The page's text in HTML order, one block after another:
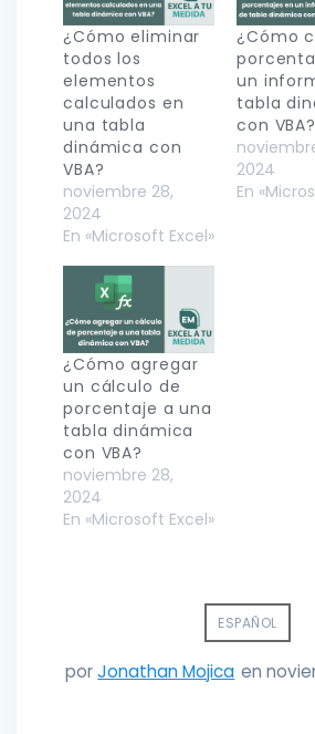
¿Cómo eliminar
todos los
elementos
calculados en
una tabla
dinámica con
VBA?
noviembre 28,
2024
En «Microsoft Excel»
¿Cómo
un
tabla
con VBA?
2024
En
¿Cómo agregar
un cálculo de
porcentaje a una
tabla dinámica
con VBA?
noviembre 28,
2024
En «Microsoft Excel»
ESPAÑOL
porJonathan Mojica en